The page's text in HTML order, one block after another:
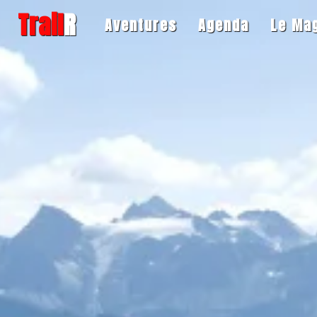
TrailR Aventures Agenda Le